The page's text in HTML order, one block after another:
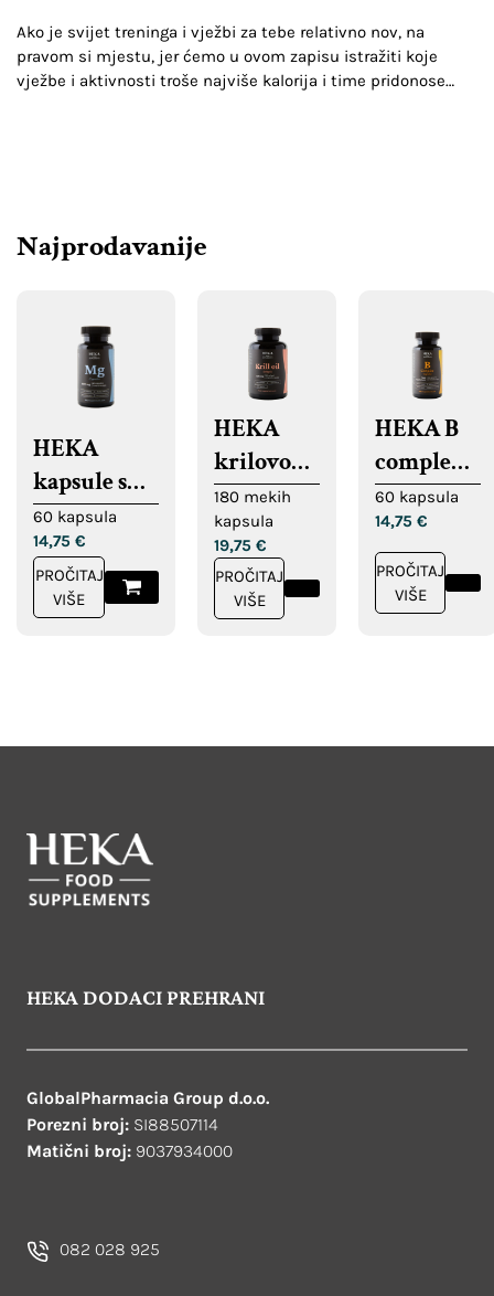
Ako je svijet treninga i vježbi za tebe relativno nov, na
pravom si mjestu, jer ćemo u ovom zapisu istražiti koje
vježbe i aktivnosti troše najviše kalorija i time pridonose
Najprodavanije
HEKA
kapsule s
magnezijem
60 kapsula
14,75 €
PROČITAJ
VIŠE
HEKA
krilovo
ulje,
meke
kapsule
180 mekih
kapsula
19,75 €
PROČITAJ
VIŠE
HEKA B
complex
kapsule
60 kapsula
14,75 €
PROČITAJ
VIŠE
HEKA DODACI PREHRANI
GlobalPharmacia Group d.o.o.
Porezni broj: SI88507114
Matični broj: 9037934000
082 028 925